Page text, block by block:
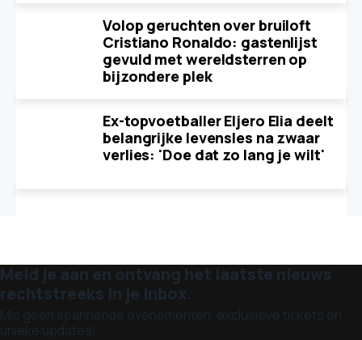
Volop geruchten over bruiloft
Cristiano Ronaldo: gastenlijst
gevuld met wereldsterren op
bijzondere plek
Ex-topvoetballer Eljero Elia deelt
belangrijke levensles na zwaar
verlies: 'Doe dat zo lang je wilt'
Meld je aan en ontvang het laatste nieuws
rechtstreeks in je inbox.
Mis geen spannende evenementen, exclusieve tickets en
unieke updates!